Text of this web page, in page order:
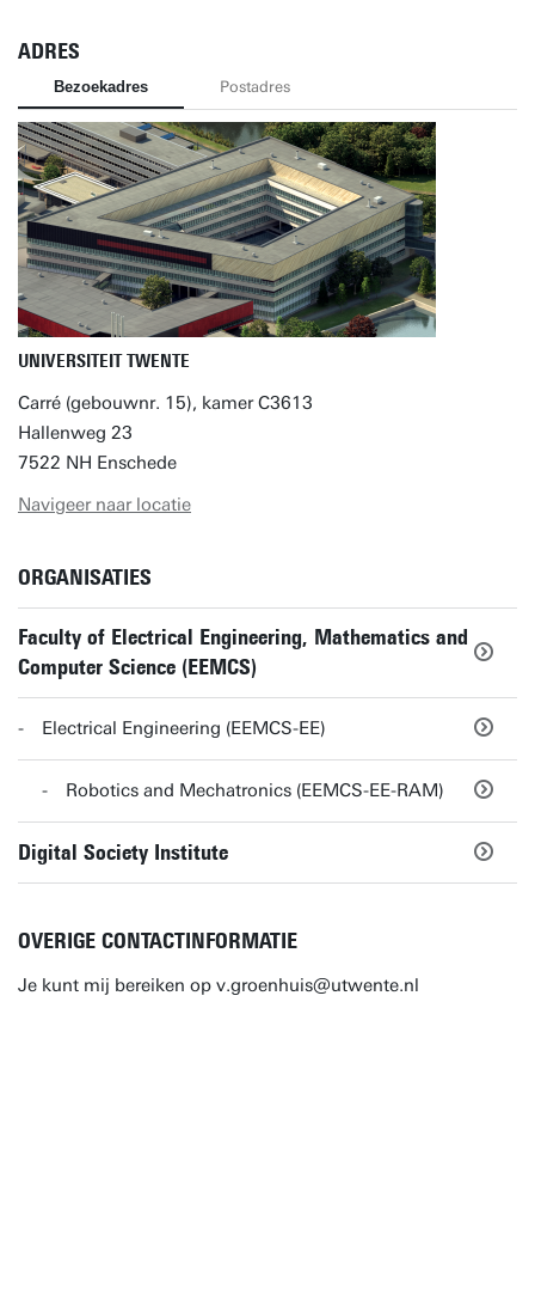
ADRES
Bezoekadres Postadres
UNIVERSITEIT TWENTE
Carré (gebouwnr. 15), kamer C3613
Hallenweg 23
7522 NH Enschede
Navigeer naar locatie
ORGANISATIES
Faculty of Electrical Engineering, Mathematics and
Computer Science (EEMCS)
Electrical Engineering (EEMCS-EE)
Robotics and Mechatronics (EEMCS-EE-RAM)
Digital Society Institute
OVERIGE CONTACTINFORMATIE
Je kunt mij bereiken op v.groenhuis@utwente.nl